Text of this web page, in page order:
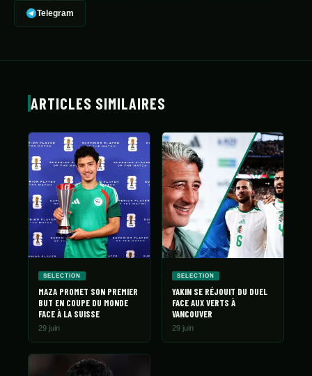
Telegram
ARTICLES SIMILAIRES
SELECTION
MAZA PROMET SON PREMIER
BUT EN COUPE DU MONDE
FACE À LA SUISSE
29 juin
SELECTION
YAKIN SE RÉJOUIT DU DUEL
FACE AUX VERTS À
VANCOUVER
29 juin